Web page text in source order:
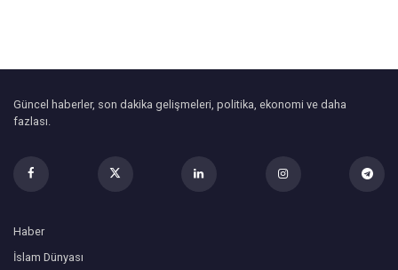
Güncel haberler, son dakika gelişmeleri, politika, ekonomi ve daha
fazlası.
Haber
İslam Dünyası